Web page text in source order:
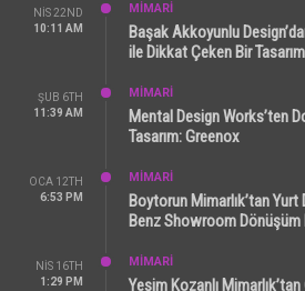
NIS 22ND
10:11 AM
MİMARİ
Başak Akkoyunlu
ile Dikkat Çeken Bir
ŞUB 6TH
11:39 AM
MİMARİ
Mental Design Works’ten
Tasarım: Greenox
OCA 12TH
6:53 PM
MİMARİ
Boytorun Mimarlık’tan Yurt
Benz Showroom Dönüşüm
NIS 16TH
1:29 PM
MİMARİ
Yeşim Kozanlı